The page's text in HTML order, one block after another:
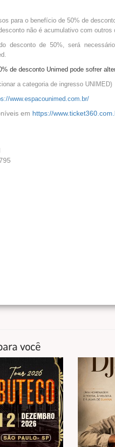
para o benefício de 50% de
não é acumulativo com
desconto de 50%, será
de desconto Unimed pode sofrer
a categoria de ingresso UNIMED)
www.espacounimed.com.br/
em https://
você